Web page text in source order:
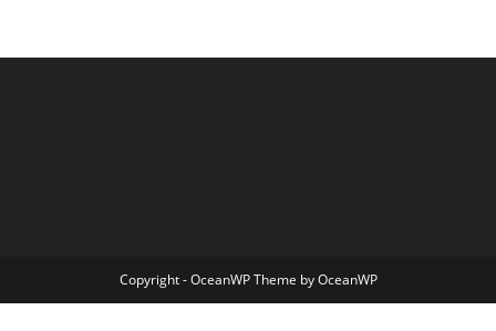
Copyright - OceanWP Theme by OceanWP